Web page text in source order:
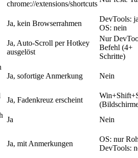
chrome://extensions/shortcuts
Ja, kein Browserrahmen
DevTools:
OS: nein
Ja, Auto-Scroll per Hotkey
ausgelöst
Nur
Befehl (4+
Schritte)
Ja, sofortige Anmerkung Nein
Ja, Fadenkreuz erscheint
Ja
Nein
Ja, mit Anmerkungen
OS: nur
DevTools: